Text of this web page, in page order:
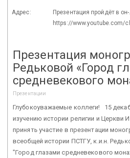
Адрес:
Презентация пройдёт в
https://www.youtube.com/
Презентация
Редьковой «Город
средневекового
Презентации
Глубокоуважаемые коллеги! 15
изучению истории религии и Церкви
принять участие в презентации
всеобщей истории ПСТГУ, к.и.н.
"Город глазами средневекового